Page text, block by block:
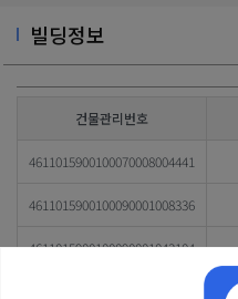
빌딩정보
건물관리번호
4611015900100070008004441
4611015900100090001008336
4611015900100090001043104